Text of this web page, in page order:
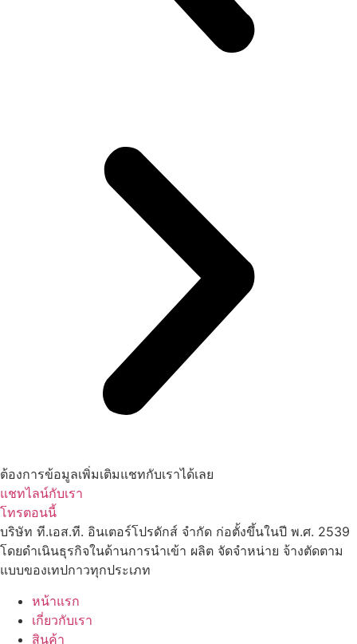
ต้องการข้อมูลเพิ่มเติมแชทกับเราได้เลย
แชทไลน์กับเรา
โทรตอนนี้
บริษัท ที.เอส.ที. อินเตอร์โปรดักส์ จำกัด ก่อตั้งขึ้นในปี พ.ศ. 2539
โดยดำเนินธุรกิจในด้านการนำเข้า ผลิต จัดจำหน่าย จ้างตัดตาม
แบบของเทปกาวทุกประเภท
หน้าแรก
เกี่ยวกับเรา
สินค้า